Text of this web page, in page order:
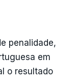
penalidade,
em
o resultado